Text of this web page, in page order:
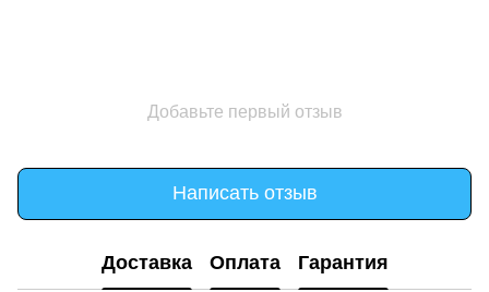
Добавьте первый отзыв
Написать отзыв
Доставка Оплата Гарантия